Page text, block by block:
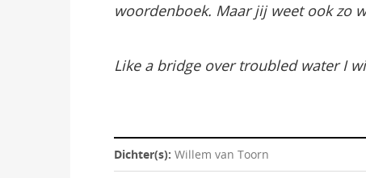
woordenboek. Maar jij weet ook zo
Like a bridge over troubled water I
Dichter(s): Willem van Toorn